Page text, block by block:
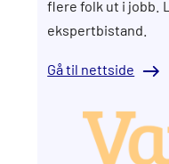
flere folk ut i jobb.
ekspertbistand.
Gå til nettside